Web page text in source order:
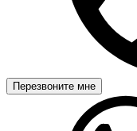
Перезвоните мне